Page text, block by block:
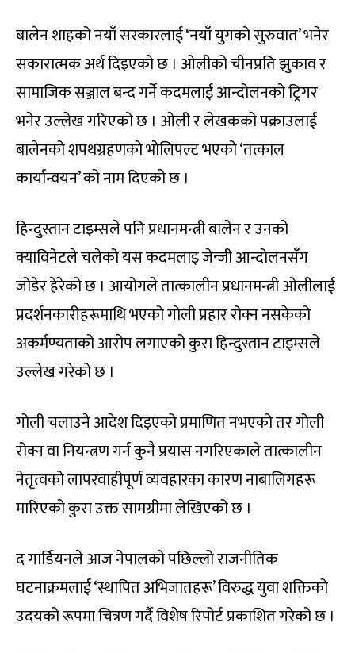
बालेन शाहको नयाँ सरकारलाई ‘नयाँ युगको सुरुवात’ भनेर
सकारात्मक अर्थ दिइएको छ । ओलीको चीनप्रति झुकाव र
सामाजिक सञ्जाल बन्द गर्ने कदमलाई आन्दोलनको ट्रिगर
भनेर उल्लेख गरिएको छ । ओली र लेखकको पक्राउलाई
बालेनको शपथग्रहणको भोलिपल्ट भएको ‘तत्काल
कार्यान्वयन’ को नाम दिएको छ ।
हिन्दुस्तान टाइम्सले पनि प्रधानमन्त्री बालेन र उनको
क्याविनेटले चलेको यस कदमलाइ जेन्जी आन्दोलनसँग
जोडेर हेरेको छ । आयोगले तात्कालीन प्रधानमन्त्री ओलीलाई
प्रदर्शनकारीहरूमाथि भएको गोली प्रहार रोक्न नसकेको
अकर्मण्यताको आरोप लगाएको कुरा हिन्दुस्तान टाइम्सले
उल्लेख गरेको छ ।
गोली चलाउने आदेश दिइएको प्रमाणित नभएको तर गोली
रोक्न वा नियन्त्रण गर्न कुनै प्रयास नगरिएकाले तात्कालीन
नेतृत्वको लापरवाहीपूर्ण व्यवहारका कारण नाबालिगहरू
मारिएको कुरा उक्त सामग्रीमा लेखिएको छ ।
द गार्डियनले आज नेपालको पछिल्लो राजनीतिक
घटनाक्रमलाई ‘स्थापित अभिजातहरू’ विरुद्ध युवा शक्तिको
उदयको रूपमा चित्रण गर्दै विशेष रिपोर्ट प्रकाशित गरेको छ ।